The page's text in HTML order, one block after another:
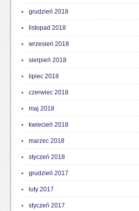
grudzień 2018
listopad 2018
wrzesień 2018
sierpień 2018
lipiec 2018
czerwiec 2018
maj 2018
kwiecień 2018
marzec 2018
styczeń 2018
grudzień 2017
luty 2017
styczeń 2017